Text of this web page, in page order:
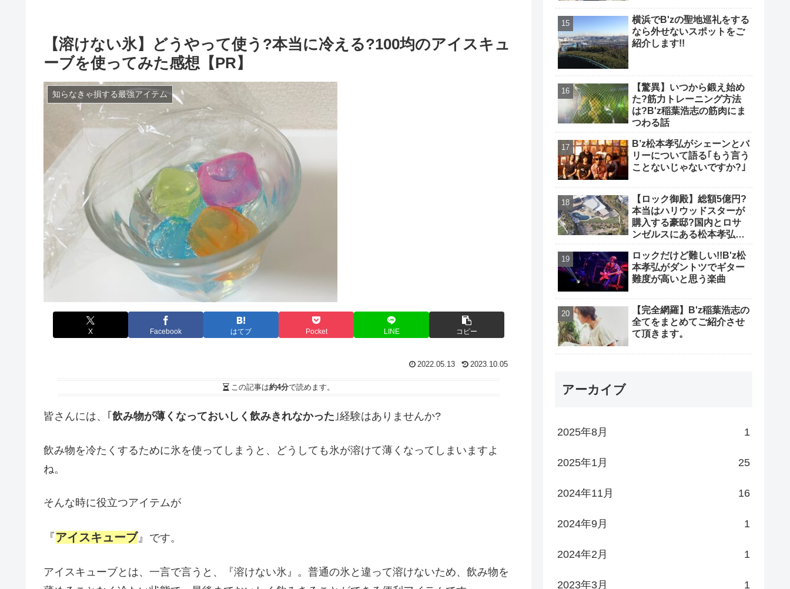
【溶けない氷】どうやって使う?本当に冷える?100均のアイスキュ
ーブを使ってみた感想【PR】
知らなきゃ損する最強アイテム
X Facebook はてブ Pocket LINE コピー
2022.05.13 2023.10.05
この記事は約4分で読めます。
皆さんには、｢ 飲み物が薄くなっておいしく飲みきれなかった ｣経験はありませんか?
飲み物を冷たくするために氷を使ってしまうと、どうしても氷が溶けて薄くなってしまいますよ
ね。
そんな時に役立つアイテムが
『アイスキューブ』 です。
アイスキューブとは、一言で言うと、『溶けない氷』。普通の氷と違って溶けないため、飲み物を
横浜でB'zの聖地巡礼をする
なら外せないスポットをご
紹介します!!
【驚異】いつから鍛え始め
た?筋力トレーニング方法
は?B'z稲葉浩志の筋肉にま
つわる話
B’z松本孝弘がシェーンとバ
リーについて語る｢もう言う
ことないじゃないですか?｣
【ロック御殿】総額5億円?
本当はハリウッドスターが
購入する豪邸?国内とロサ
ンゼルスにある松本孝弘の
ロックだけど難しい!!B'z松
本孝弘がダントツでギター
難度が高いと思う楽曲
【完全網羅】B'z稲葉浩志の
全てをまとめてご紹介させ
て頂きます。
アーカイブ
2025年8月 1
2025年1月 25
2024年11月 16
2024年9月 1
2024年2月 1
2023年3月 1